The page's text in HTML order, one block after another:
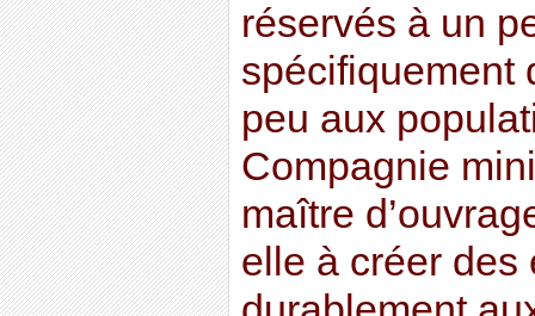
réservés à un
spécifiquement
peu aux
Compagnie
maître
elle à créer des